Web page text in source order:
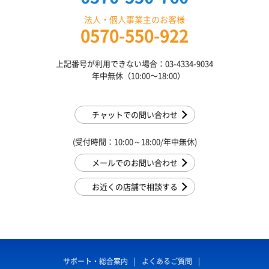
法人・個人事業主のお客様
0570-550-922
上記番号が利用できない場合：03-4334-9034
年中無休（10:00〜18:00）
チャットでの問い合わせ
(受付時間：10:00～18:00/年中無休)
メールでのお問い合わせ
お近くの店舗で相談する
サポート・総合案内 よくあるご質問